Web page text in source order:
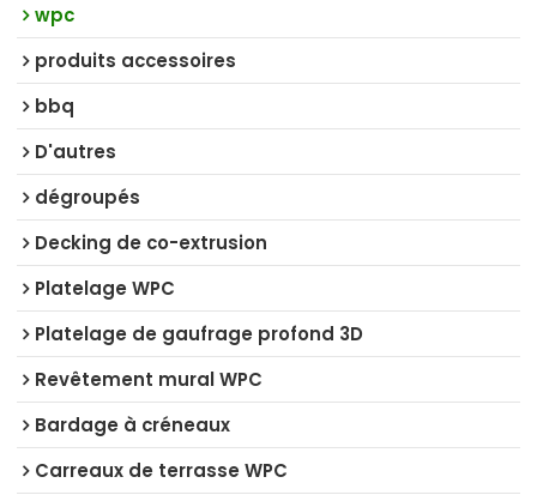
wpc
produits accessoires
bbq
D'autres
dégroupés
Decking de co-extrusion
Platelage WPC
Platelage de gaufrage profond 3D
Revêtement mural WPC
Bardage à créneaux
Carreaux de terrasse WPC